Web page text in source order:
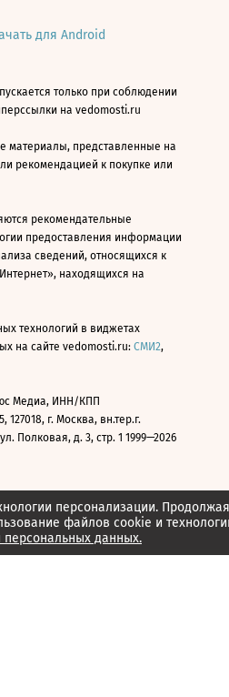
персонализации.
файлов cookie и
персональных данных.
для Android
только при соблюдении
на vedomosti.ru
материалы, представленные на
рекомендацией к покупке или
рекомендательные
предоставления информации
сведений, относящихся к
находящихся на
технологий в виджетах
на сайте vedomosti.ru: СМИ2,
Медиа, ИНН/КПП
127018, г. Москва, вн.тер.г.
Полковая, д. 3, стр. 1 1999—2026